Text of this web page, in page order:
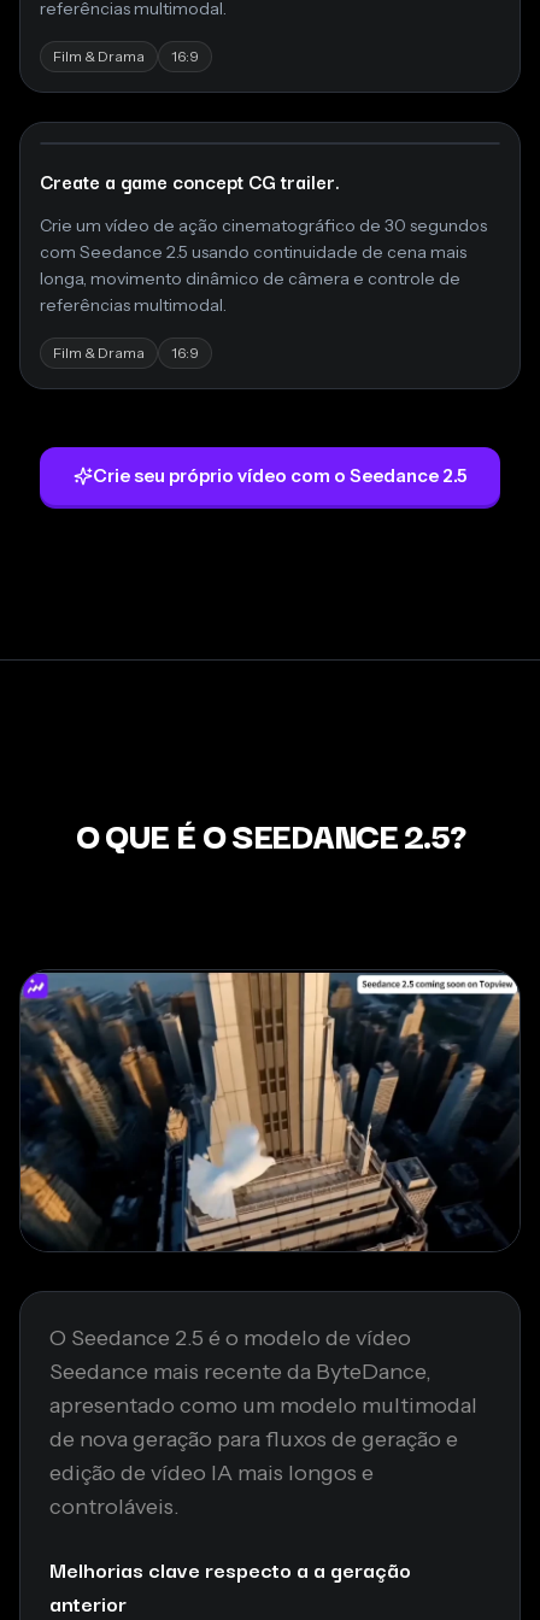
referências multimodal.
Film & Drama 16:9
Create a game concept CG trailer.
Crie um vídeo de ação cinematográfico de 30 segundos
com Seedance 2.5 usando continuidade de cena mais
longa, movimento dinâmico de câmera e controle de
referências multimodal.
Film & Drama 16:9
Crie seu próprio vídeo com o Seedance 2.5
O QUE É O SEEDANCE 2.5?
O Seedance 2.5 é o modelo de vídeo
Seedance mais recente da ByteDance,
apresentado como um modelo multimodal
de nova geração para fluxos de geração e
edição de vídeo IA mais longos e
controláveis.
Melhorias clave respecto a a geração
anterior